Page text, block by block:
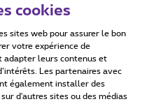
Accessibility statement
cookies
sites web pour assurer le bon
votre expérience de
adapter leurs contenus et
Les partenaires avec
également installer des
d'autres sites ou des médias